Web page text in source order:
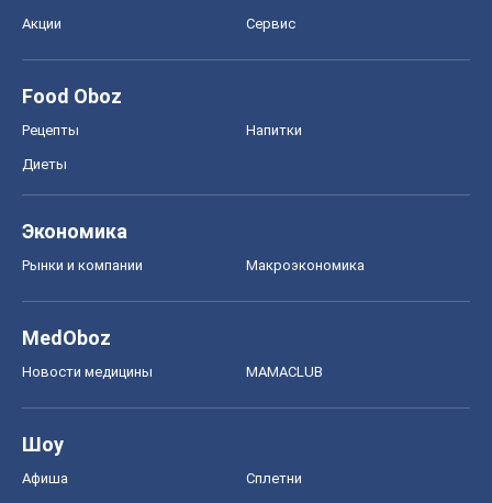
Акции Сервис
Food Oboz
Рецепты Напитки
Диеты
Экономика
Рынки и компании Mакроэкономика
MedOboz
Новости медицины MAMACLUB
Шоу
Афиша Сплетни